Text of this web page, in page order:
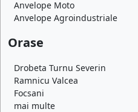
Anvelope Moto
Anvelope Agroindustriale
Orase
Drobeta Turnu Severin
Ramnicu Valcea
Focsani
mai multe